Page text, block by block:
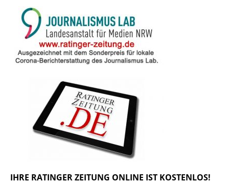
IHRE RATINGER ZEITUNG ONLINE IST KOSTENLOS!